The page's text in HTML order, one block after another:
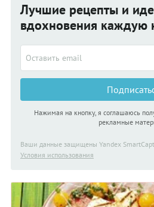
Лучшие рецепты и
вдохновения каждую
Нажимая на кнопку, я соглашаюсь
рекламные
Ваши данные защищены Yandex
Условия использования